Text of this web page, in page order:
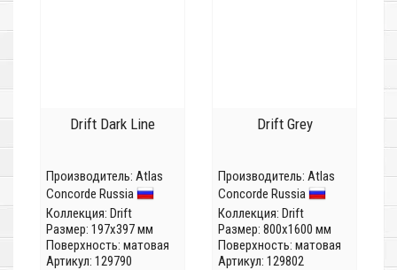
Drift Dark Line
Производитель: Atlas
Concorde Russia
Коллекция: Drift
Размер: 197x397 мм
Поверхность: матовая
Артикул: 129790
Drift Grey
Производитель: Atlas
Concorde Russia
Коллекция: Drift
Размер: 800x1600 мм
Поверхность: матовая
Артикул: 129802